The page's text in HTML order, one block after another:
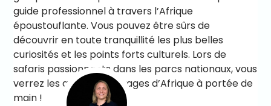
guide professionnel à travers l’Afrique
époustouflante. Vous pouvez être sûrs de
découvrir en toute tranquillité les plus belles
curiosités et les points forts culturels. Lors de
safaris passionnants dans les parcs nationaux, vous
verrez les animaux sauvages d’Afrique à portée de
main !